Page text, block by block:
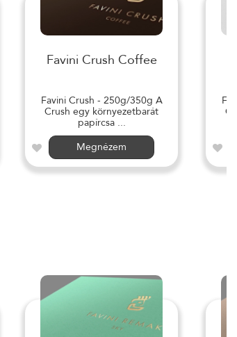
Favini Crush Coffee
Favini Crush - 250g/350g A
Crush egy környezetbarát
papírcsa ...
Megnézem